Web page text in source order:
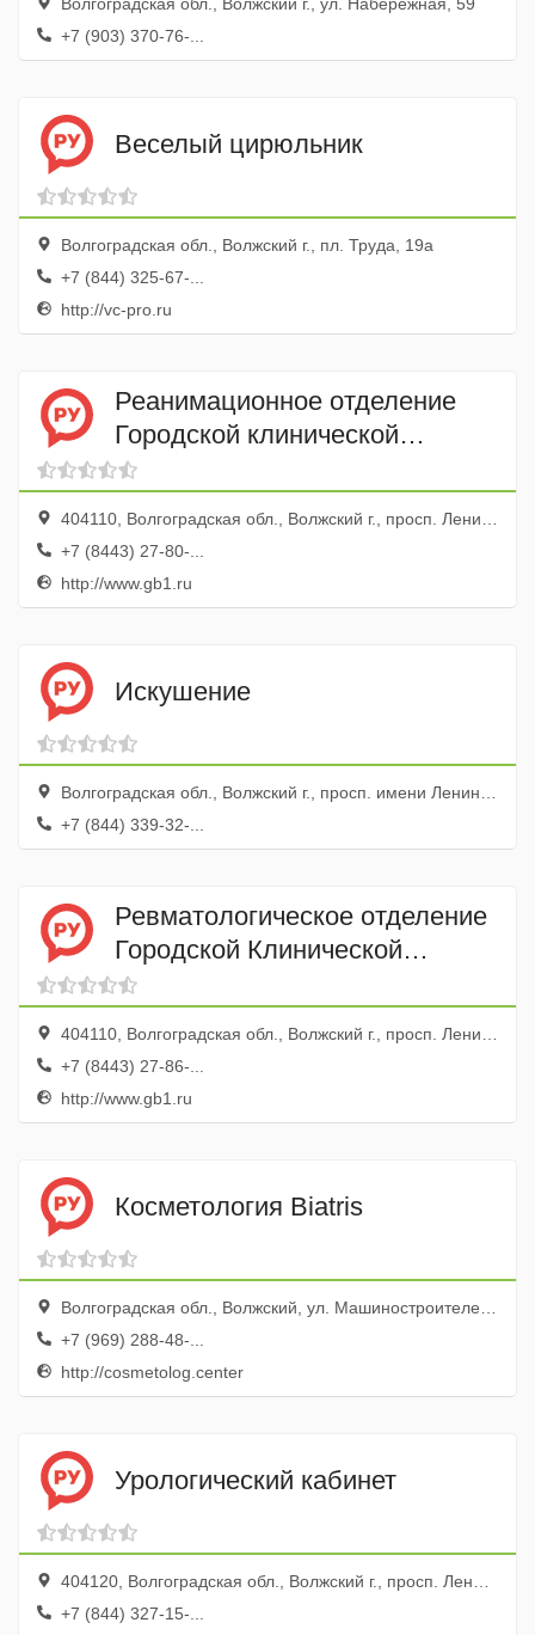
+7 (903) 370-76-...
Веселый цирюльник
Волгоградская обл., Волжский г., пл. Труда, 19а
+7 (844) 325-67-...
http://vc-pro.ru
Реанимационное отделение
Городской клинической
больницы № 1
404110, Волгоградская обл., Волжский г., просп. Ленина, 137
+7 (8443) 27-80-...
http://www.gb1.ru
Искушение
Волгоградская обл., Волжский г., просп. имени Ленина, 97
+7 (844) 339-32-...
Ревматологическое отделение
Городской Клинической
Больницы № 1 им. С.З.
Фишера
404110, Волгоградская обл., Волжский г., просп. Ленина, 137
+7 (8443) 27-86-...
http://www.gb1.ru
Косметология Biatris
Волгоградская обл., Волжский, ул. Машиностроителей, 14а
+7 (969) 288-48-...
http://cosmetolog.center
Урологический кабинет
404120, Волгоградская обл., Волжский г., просп. Ленина, 137
+7 (844) 327-15-...